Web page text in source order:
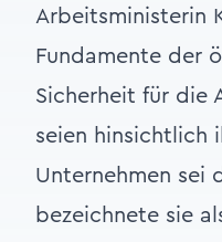
Arbeitsministerin
Fundamente der
Sicherheit für die
seien hinsichtlich
Unternehmen sei
bezeichnete sie